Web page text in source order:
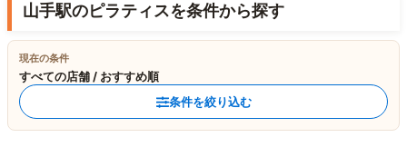
山手駅のピラティスを条件から探す
現在の条件
すべての店舗 / おすすめ順
条件を絞り込む